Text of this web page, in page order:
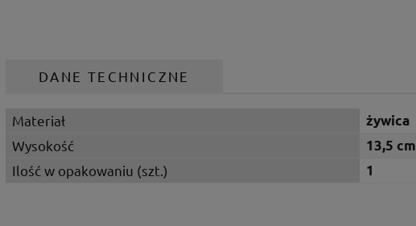
DANE TECHNICZNE
Materiał
żywica
Wysokość
13,5 cm
Ilość w opakowaniu (szt.)
1